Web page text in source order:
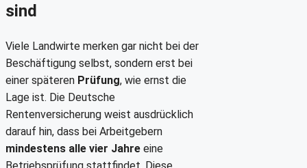
sind
Viele Landwirte merken gar nicht bei der
Beschäftigung selbst, sondern erst bei
einer späteren Prüfung, wie ernst die
Lage ist. Die Deutsche
Rentenversicherung weist ausdrücklich
darauf hin, dass bei Arbeitgebern
mindestens alle vier Jahre eine